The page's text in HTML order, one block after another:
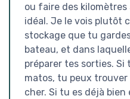
ou faire des kilomètres
idéal. Je le vois plutôt
stockage que tu
bateau, et dans
préparer tes sorties.
matos, tu peux trouver
cher. Si tu es déjà